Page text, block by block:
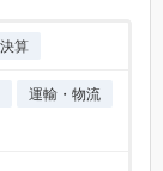
算
運輸・物流